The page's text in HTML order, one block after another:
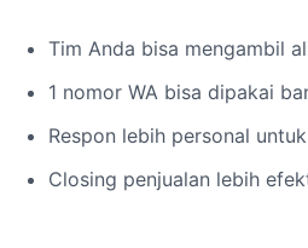
Tim Anda bisa mengambil
1 nomor WA bisa dipakai
Respon lebih personal
Closing penjualan lebih